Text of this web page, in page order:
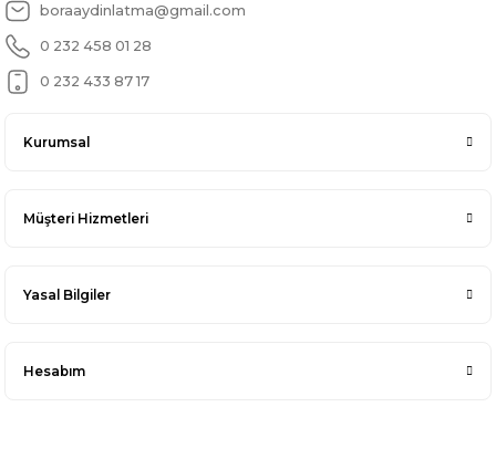
boraaydinlatma@gmail.com
0 232 458 01 28
0 232 433 87 17
Kurumsal
Müşteri Hizmetleri
Yasal Bilgiler
Hesabım